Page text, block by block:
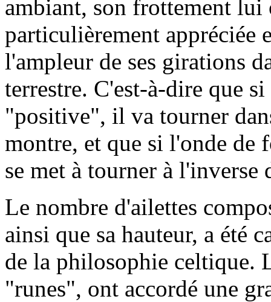
ambiant, son frottement
particulièrement appréciée
l'ampleur de ses girations
terrestre. C'est-à-dire que
"positive", il va tourner
montre, et que si l'onde de
se met à tourner à
Le nombre d'ailettes
ainsi que sa hauteur, a été
de la philosophie celtique.
"runes", ont accordé une